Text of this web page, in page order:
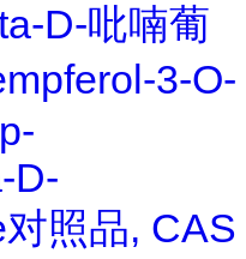
D-吡喃葡
3-O-
D-
照品, CAS